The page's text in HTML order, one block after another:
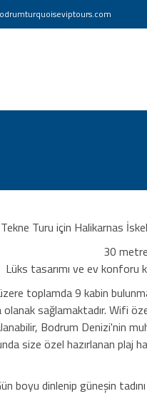
Turu için Halikarnas
30
Lüks tasarımı ve ev
toplamda 9 kabin
olanak sağlamaktadır. Wifi
Bodrum Denizi'nin
size özel hazırlanan
boyu dinlenip güneşin